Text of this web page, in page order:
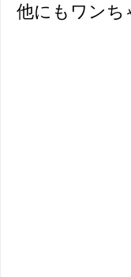
他にもワン